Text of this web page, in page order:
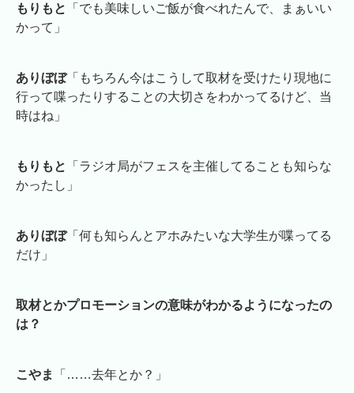
もりもと
「でも美味しいご飯が食べれたんで、まぁいい
かって」
ありぼぼ「もちろん今はこうして取材を受けたり現地に
行って喋ったりすることの大切さをわかってるけど、当
時はね」
もりもと
「ラジオ局がフェスを主催してることも知らな
かったし」
ありぼぼ「何も知らんとアホみたいな大学生が喋ってる
だけ」
取材とかプロモーションの意味がわかるようになったの
は？
こやま 「……去年とか？」